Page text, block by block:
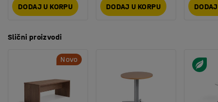
DODAJ U KORPU DODAJ U KORPU
Slični proizvodi
Novo